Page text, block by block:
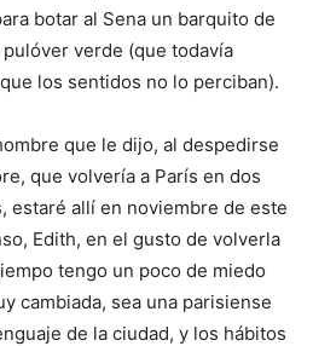
botar al Sena un barquito de
verde (que todavía
los sentidos no lo perciban).
que le dijo, al despedirse
que volvería a París en dos
estaré allí en noviembre de este
Edith, en el gusto de volverla
tengo un poco de miedo
cambiada, sea una parisiense
de la ciudad, y los hábitos